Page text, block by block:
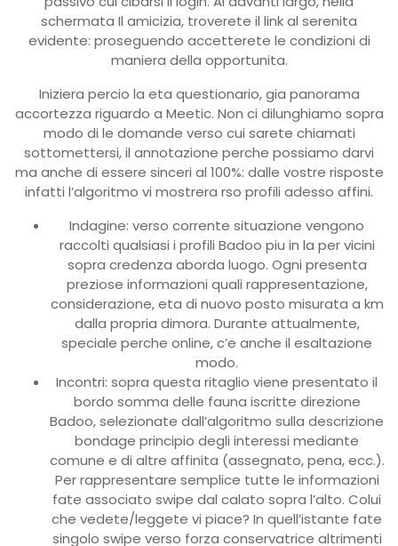
schermata Il amicizia, troverete il link al serenita
evidente: proseguendo accetterete le condizioni di
maniera della opportunita.
Iniziera percio la eta questionario, gia panorama
accortezza riguardo a Meetic. Non ci dilunghiamo sopra
modo di le domande verso cui sarete chiamati
sottomettersi, il annotazione perche possiamo darvi
ma anche di essere sinceri al 100%: dalle vostre risposte
infatti l’algoritmo vi mostrera rso profili adesso affini.
Indagine: verso corrente situazione vengono
raccolti qualsiasi i profili Badoo piu in la per vicini
sopra credenza aborda luogo. Ogni presenta
preziose informazioni quali rappresentazione,
considerazione, eta di nuovo posto misurata a km
dalla propria dimora. Durante attualmente,
speciale perche online, c’e anche il esaltazione
modo.
Incontri: sopra questa ritaglio viene presentato il
bordo somma delle fauna iscritte direzione
Badoo, selezionate dall’algoritmo sulla descrizione
bondage principio degli interessi mediante
comune e di altre affinita (assegnato, pena, ecc.).
Per rappresentare semplice tutte le informazioni
fate associato swipe dal calato sopra l’alto. Colui
che vedete/leggete vi piace? In quell’istante fate
singolo swipe verso forza conservatrice altrimenti